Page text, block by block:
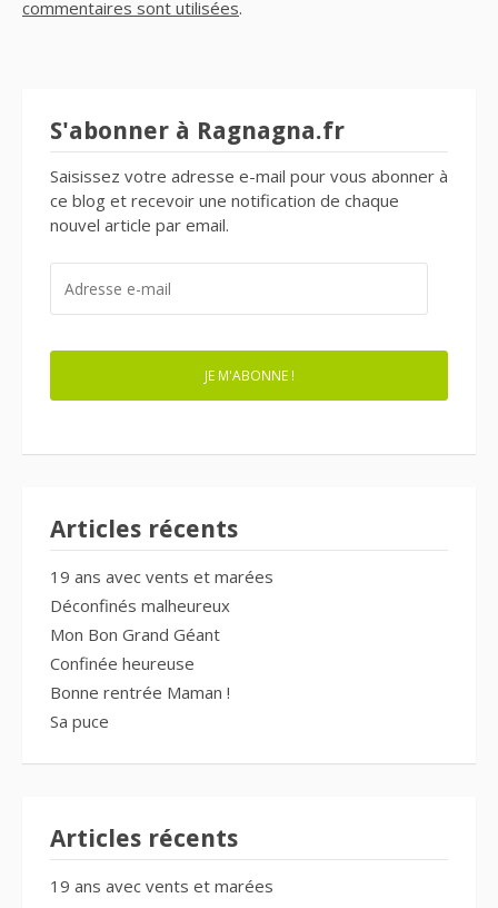
commentaires sont utilisées.
S'abonner à Ragnagna.fr
Saisissez votre adresse e-mail pour vous abonner à
ce blog et recevoir une notification de chaque
nouvel article par email.
MAIL
JE M'ABONNE !
Articles récents
19 ans avec vents et marées
Déconfinés malheureux
Mon Bon Grand Géant
Confinée heureuse
Bonne rentrée Maman !
Sa puce
Articles récents
19 ans avec vents et marées